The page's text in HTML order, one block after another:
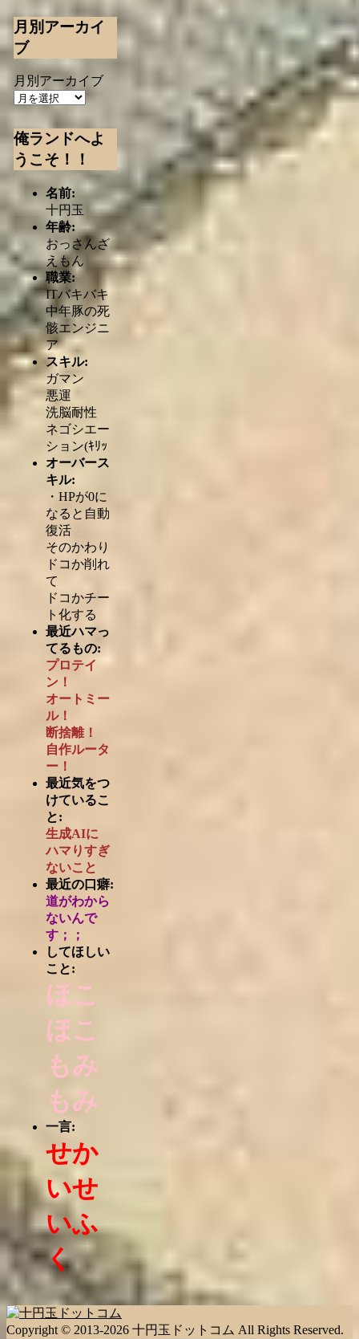
月別アーカイ
ブ
月別アーカイブ
俺ランドへよ
うこそ！！
名前:
十円玉
年齢:
おっさんざ
えもん
職業:
ITバキバキ
中年豚の死
骸エンジニ
ア
スキル:
ガマン
悪運
洗脳耐性
ネゴシエー
ション(ｷﾘｯ
オーバース
キル:
・HPが0に
なると自動
復活
そのかわり
ドコか削れ
て
ドコかチー
ト化する
最近ハマっ
てるもの:
プロテイ
ン！
オートミー
ル！
断捨離！
自作ルータ
ー！
最近気をつ
けているこ
と:
生成AIに
ハマりすぎ
ないこと
最近の口癖:
道がわから
ないんで
す；；
してほしい
こと:
ほこ
ほこ
もみ
もみ
一言:
せか
いせ
いふ
く
Copyright © 2013-2026 十円玉ドットコム All Rights Reserved.